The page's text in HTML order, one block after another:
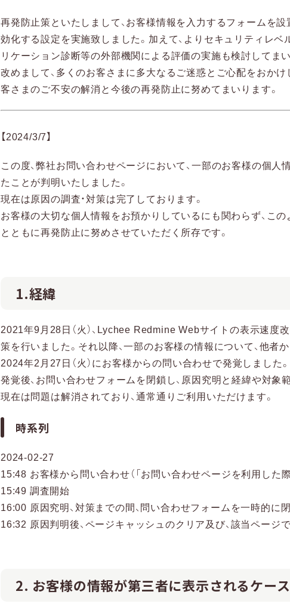
再発防止策といたしまして、お客様情報を入力するフォームを
効化する設定を実施致しました。加えて、よりセキュリティレ
リケーション診断等の外部機関による評価の実施も検討してまい
改めまして、多くのお客さまに多大なるご迷惑とご心配をおか
客さまのご不安の解消と今後の再発防止に努めてまいります。
【2024/3/7】
この度、弊社お問い合わせページにおいて、一部のお客様の個
たことが判明いたしました。
現在は原因の調査・対策は完了しております。
お客様の大切な個人情報をお預かりしているにも関わらず、こ
とともに再発防止に努めさせていただく所存です。
1.経緯
2021年9月28日（火）、Lychee Redmine Webサイトの表示速度
策を行いました。それ以降、一部のお客様の情報について、他者
2024年2月27日（火）にお客様からの問い合わせで発覚しました。
発覚後、お問い合わせフォームを閉鎖し、原因究明と経緯や対象
現在は問題は解消されており、通常通りご利用いただけます。
時系列
2024-02-27
15:48 お客様から問い合わせ（「お問い合わせページを利用した際
15:49 調査開始
16:00 原因究明、対策までの間、問い合わせフォームを一時的に
16:32 原因判明後、ページキャッシュのクリア及び、該当ページ
2. お客様の情報が第三者に表示されるケース